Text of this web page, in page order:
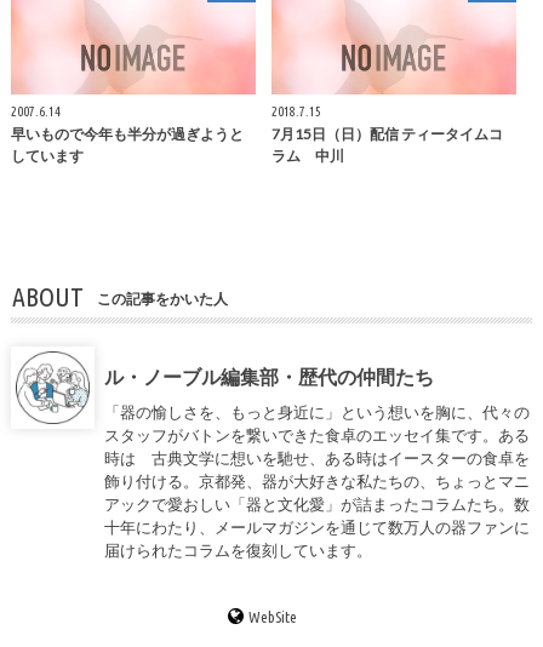
2007.6.14
早いもので今年も半分が過ぎようと
しています
2018.7.15
7月15日（日）配信 ティータイムコ
ラム 中川
ABOUT この記事をかいた人
ル・ノーブル編集部・歴代の仲間たち
「器の愉しさを、もっと身近に」という想いを胸に、代々の
スタッフがバトンを繋いできた食卓のエッセイ集です。ある
時は 古典文学に想いを馳せ、ある時はイースターの食卓を
飾り付ける。京都発、器が大好きな私たちの、ちょっとマニ
アックで愛おしい「器と文化愛」が詰まったコラムたち。数
十年にわたり、メールマガジンを通じて数万人の器ファンに
届けられたコラムを復刻しています。
WebSite